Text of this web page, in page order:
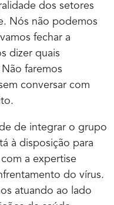
dos setores
Nós não podemos
fechar a
dizer quais
faremos
conversar com
de integrar o grupo
à disposição para
a expertise
do vírus.
atuando ao lado